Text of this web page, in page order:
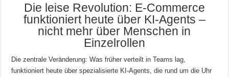
Die leise Revolution: E-Commerce
funktioniert heute über KI-Agents –
nicht mehr über Menschen in
Einzelrollen
Die zentrale Veränderung: Was früher verteilt in Teams lag,
funktioniert heute über spezialisierte KI-Agents, die rund um die Uhr